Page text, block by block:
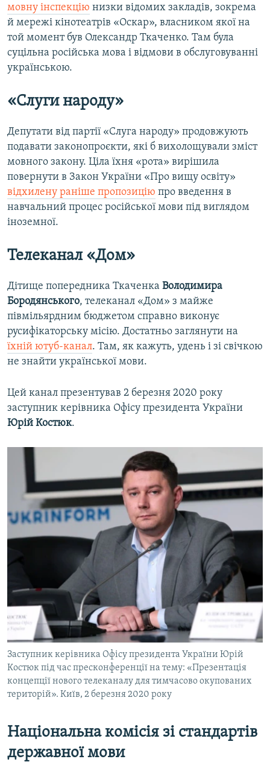
мовну інспекцію низки відомих закладів, зокрема
й мережі кінотеатрів «Оскар», власником якої на
той момент був Олександр Ткаченко. Там була
суцільна російська мова і відмови в обслуговуванні
українською.
«Слуги народу»
Депутати від партії «Слуга народу» продовжують
подавати законопроєкти, які б вихолощували зміст
мовного закону. Ціла їхня «рота» вирішила
повернути в Закон України «Про вищу освіту»
відхилену раніше пропозицію про введення в
навчальний процес російської мови під виглядом
іноземної.
Телеканал «Дом»
Дітище попередника Ткаченка Володимира
Бородянського, телеканал «Дом» з майже
півмільярдним бюджетом справно виконує
русифікаторську місію. Достатньо заглянути на
їхній ютуб-канал. Там, як кажуть, удень і зі свічкою
не знайти української мови.
Цей канал презентував 2 березня 2020 року
заступник керівника Офісу президента України
Юрій Костюк.
Заступник керівника Офісу президента України Юрій
Костюк під час пресконференції на тему: «Презентація
концепції нового телеканалу для тимчасово окупованих
територій». Київ, 2 березня 2020 року
Національна комісія зі стандартів
державної мови